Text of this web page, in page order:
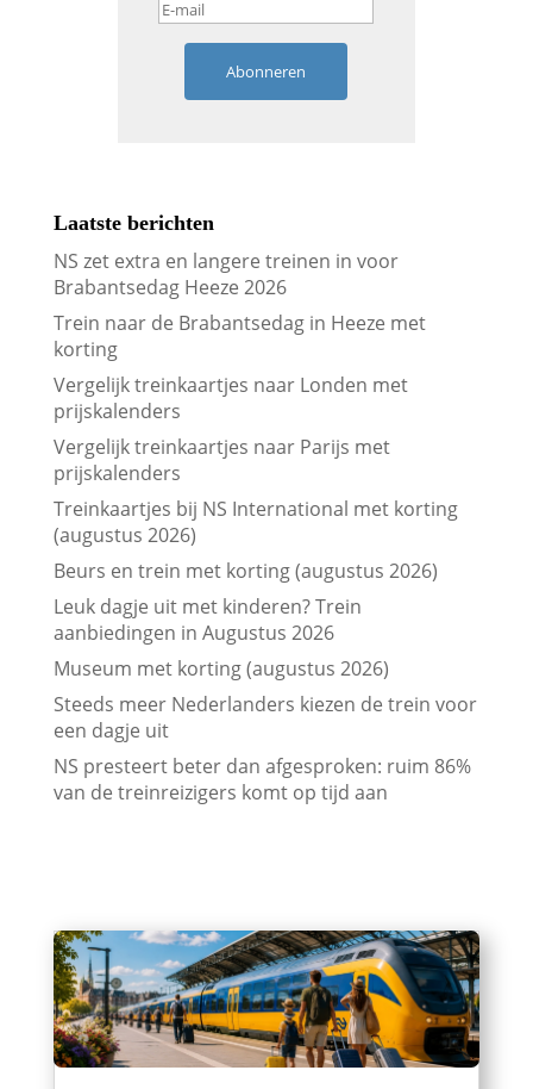
Abonneren
Laatste berichten
NS zet extra en langere treinen in voor
Brabantsedag Heeze 2026
Trein naar de Brabantsedag in Heeze met
korting
Vergelijk treinkaartjes naar Londen met
prijskalenders
Vergelijk treinkaartjes naar Parijs met
prijskalenders
Treinkaartjes bij NS International met korting
(augustus 2026)
Beurs en trein met korting (augustus 2026)
Leuk dagje uit met kinderen? Trein
aanbiedingen in Augustus 2026
Museum met korting (augustus 2026)
Steeds meer Nederlanders kiezen de trein voor
een dagje uit
NS presteert beter dan afgesproken: ruim 86%
van de treinreizigers komt op tijd aan